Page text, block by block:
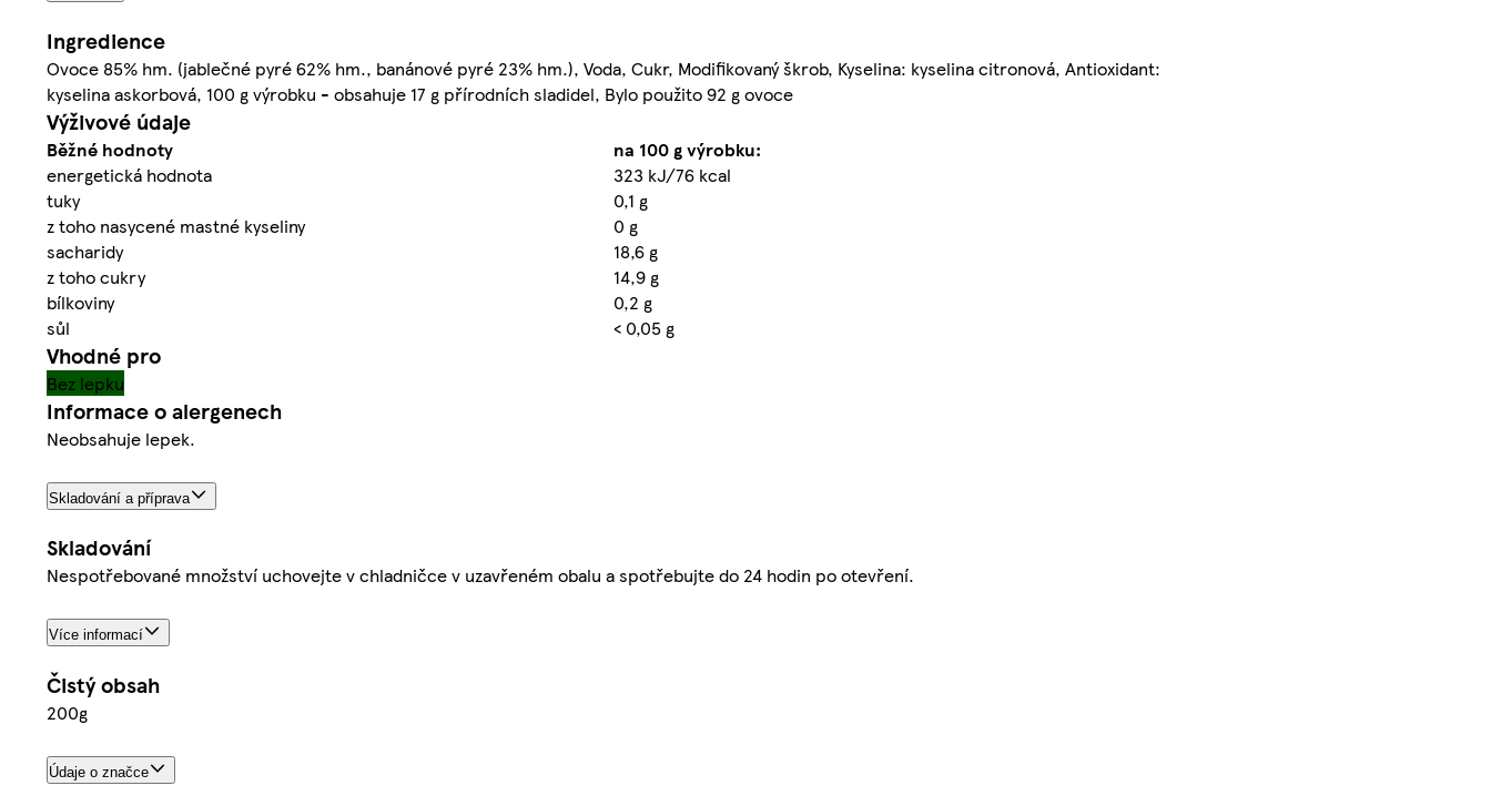
Ingredience
Ovoce 85% hm. (jablečné pyré 62% hm., banánové pyré 23% hm.), Voda, Cukr, Modifikovaný škrob, Kyselina: kyselina citronová, Antioxidant:
kyselina askorbová, 100 g výrobku - obsahuje 17 g přírodních sladidel, Bylo použito 92 g ovoce
Výživové údaje
Běžné hodnoty
na 100 g výrobku:
energetická hodnota
323 kJ/76 kcal
tuky
0,1 g
z toho nasycené mastné kyseliny
0 g
sacharidy
18,6 g
z toho cukry
14,9 g
bílkoviny
0,2 g
sůl
< 0,05 g
Vhodné pro
Bez lepku
Informace o alergenech
Neobsahuje lepek.
Skladování a příprava
Skladování
Nespotřebované množství uchovejte v chladničce v uzavřeném obalu a spotřebujte do 24 hodin po otevření.
Více informací
Čistý obsah
200g
Údaje o značce